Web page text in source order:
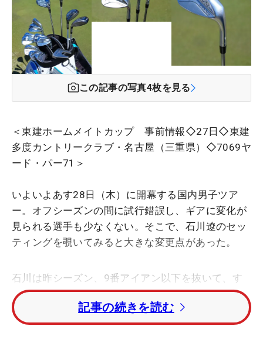
この記事の写真4枚を見る
＜東建ホームメイトカップ 事前情報◇27日◇東建
多度カントリークラブ・名古屋（三重県）◇7069ヤ
ード・パー71＞
いよいよあす28日（木）に開幕する国内男子ツア
ー。オフシーズンの間に試行錯誤し、ギアに変化が
見られる選手も少なくない。そこで、石川遼のセッ
ティングを覗いてみると大きな変更点があった。
石川は昨シーズン、9番アイアン以下を抜いて、す
べてウェッジにするというセッティングで、43度、
48度、52度、57度、62度とウェッジ5本体制で戦っ
ていた。しかし「9番アイアンの代わりにウェッジ
記事の続きを読む